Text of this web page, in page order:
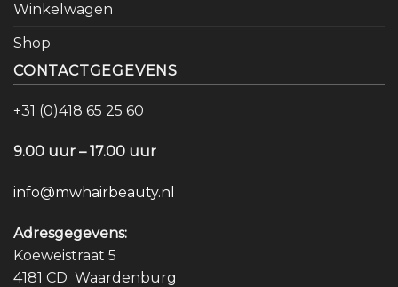
Winkelwagen
Shop
CONTACTGEGEVENS
+31 (0)418 65 25 60
9.00 uur – 17.00 uur
info@mwhairbeauty.nl
Adresgegevens:
Koeweistraat 5
4181 CD Waardenburg